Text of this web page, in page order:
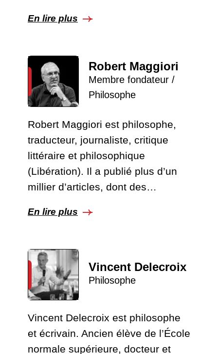
En lire plus
Robert Maggiori
Membre fondateur /
Philosophe
Robert Maggiori est philosophe,
traducteur, journaliste, critique
littéraire et philosophique
(Libération). Il a publié plus d’un
millier d’articles, dont des…
En lire plus
Vincent Delecroix
Philosophe
Vincent Delecroix est philosophe
et écrivain. Ancien élève de l’École
normale supérieure, docteur et